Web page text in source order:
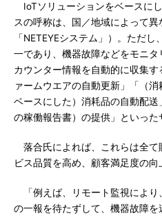
IoTソリューションをベースに
スの呼称は、国／地域によって
「NETEYEシステム」）。ただ
一であり、機器故障などをモニタ
カウンター情報を自動的に収集
ァームウエアの自動更新」「（
ベースにした）消耗品の自動配
の稼働報告書）の提供」といった
落合氏によれば、これらは全て
ビス品質を高め、顧客満足度の向
「例えば、リモート監視により
の一報を待たずして、機器故障